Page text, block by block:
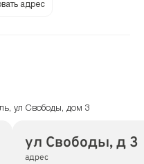
адрес
ул Свободы, дом 3
ул Свободы, д 3
адрес